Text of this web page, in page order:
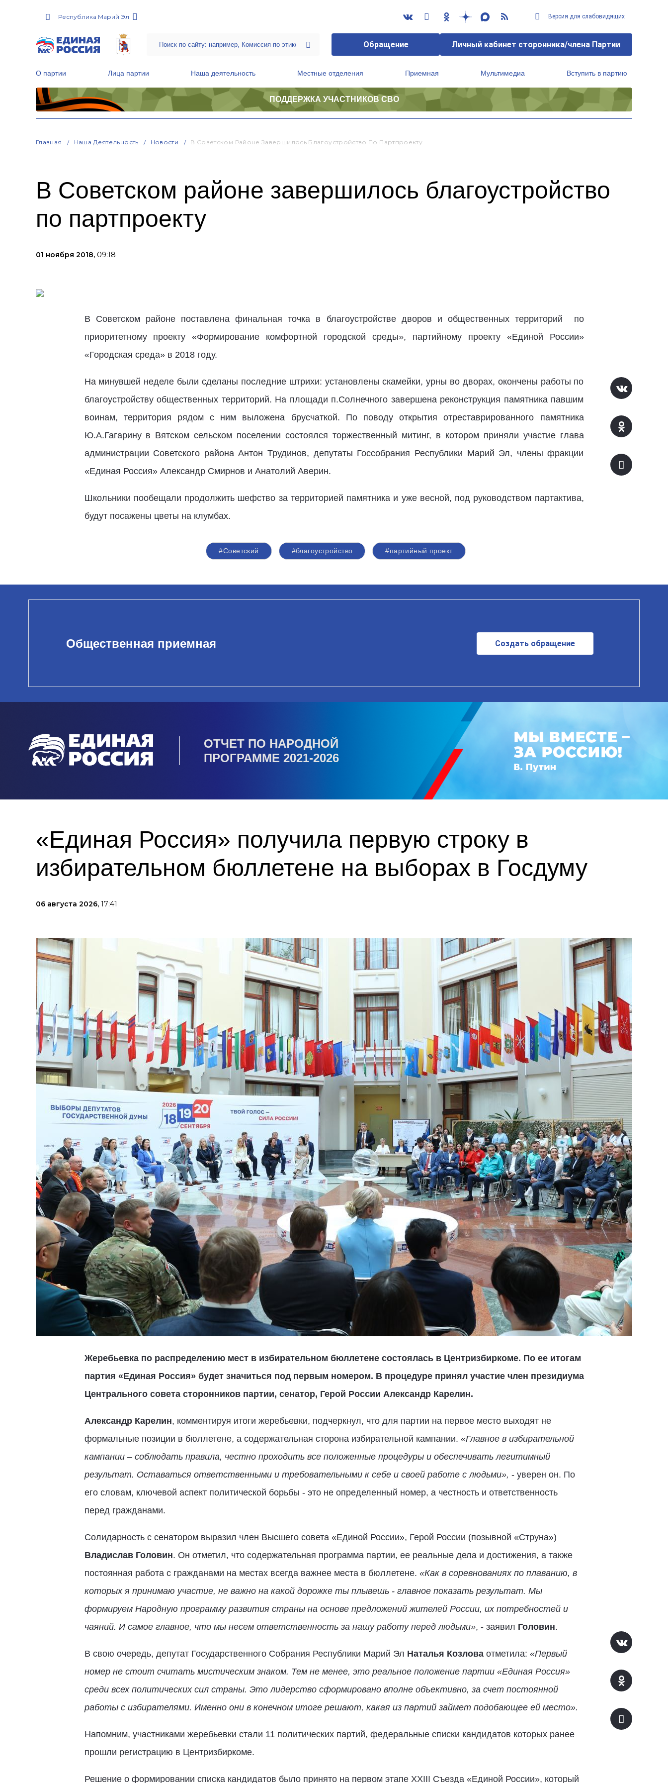
Республика Марий Эл Версия для слабовидящих
Обращение Личный кабинет сторонника/члена Партии
О партии Лица партии Наша деятельность Местные отделения Приемная Мультимедиа Вступить в партию
ПОДДЕРЖКА УЧАСТНИКОВ СВО
Главная Наша Деятельность Новости В Советском Районе Завершилось Благоустройство По Партпроекту
В Советском районе завершилось благоустройство
по партпроекту
01 ноября 2018, 09:18
В Советском районе поставлена финальная точка в благоустройстве дворов и общественных территорий по
приоритетному проекту «Формирование комфортной городской среды», партийному проекту «Единой России»
«Городская среда» в 2018 году.
На минувшей неделе были сделаны последние штрихи: установлены скамейки, урны во дворах, окончены работы по
благоустройству общественных территорий. На площади п.Солнечного завершена реконструкция памятника павшим
воинам, территория рядом с ним выложена брусчаткой. По поводу открытия отреставрированного памятника
Ю.А.Гагарину в Вятском сельском поселении состоялся торжественный митинг, в котором приняли участие глава
администрации Советского района Антон Трудинов, депутаты Госсобрания Республики Марий Эл, члены фракции
«Единая Россия» Александр Смирнов и Анатолий Аверин.
Школьники пообещали продолжить шефство за территорией памятника и уже весной, под руководством партактива,
будут посажены цветы на клумбах.
#Советский #благоустройство #партийный проект
Общественная приемная Создать обращение
ОТЧЕТ ПО НАРОДНОЙ
ПРОГРАММЕ 2021-2026
«Единая Россия» получила первую строку в
избирательном бюллетене на выборах в Госдуму
06 августа 2026, 17:41
Жеребьевка по распределению мест в избирательном бюллетене состоялась в Центризбиркоме. По ее итогам
партия «Единая Россия» будет значиться под первым номером. В процедуре принял участие член президиума
Центрального совета сторонников партии, сенатор, Герой России Александр Карелин.
Александр Карелин, комментируя итоги жеребьевки, подчеркнул, что для партии на первое место выходят не
формальные позиции в бюллетене, а содержательная сторона избирательной кампании. «Главное в избирательной
кампании – соблюдать правила, честно проходить все положенные процедуры и обеспечивать легитимный
результат. Оставаться ответственными и требовательными к себе и своей работе с людьми», - уверен он. По
его словам, ключевой аспект политической борьбы - это не определенный номер, а честность и ответственность
перед гражданами.
Солидарность с сенатором выразил член Высшего совета «Единой России», Герой России (позывной «Струна»)
Владислав Головин. Он отметил, что содержательная программа партии, ее реальные дела и достижения, а также
постоянная работа с гражданами на местах всегда важнее места в бюллетене. «Как в соревнованиях по плаванию, в
которых я принимаю участие, не важно на какой дорожке ты плывешь - главное показать результат. Мы
формируем Народную программу развития страны на основе предложений жителей России, их потребностей и
чаяний. И самое главное, что мы несем ответственность за нашу работу перед людьми», - заявил Головин.
В свою очередь, депутат Государственного Собрания Республики Марий Эл Наталья Козловаотметила: «Первый
номер не стоит считать мистическим знаком. Тем не менее, это реальное положение партии «Единая Россия»
среди всех политических сил страны. Это лидерство сформировано вполне объективно, за счет постоянной
работы с избирателями. Именно они в конечном итоге решают, какая из партий займет подобающее ей место».
Напомним, участниками жеребьевки стали 11 политических партий, федеральные списки кандидатов которых ранее
прошли регистрацию в Центризбиркоме.
Решение о формировании списка кандидатов было принято на первом этапе XXIII Съезда «Единой России», который